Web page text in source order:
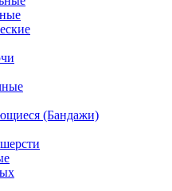
(Бандажи)